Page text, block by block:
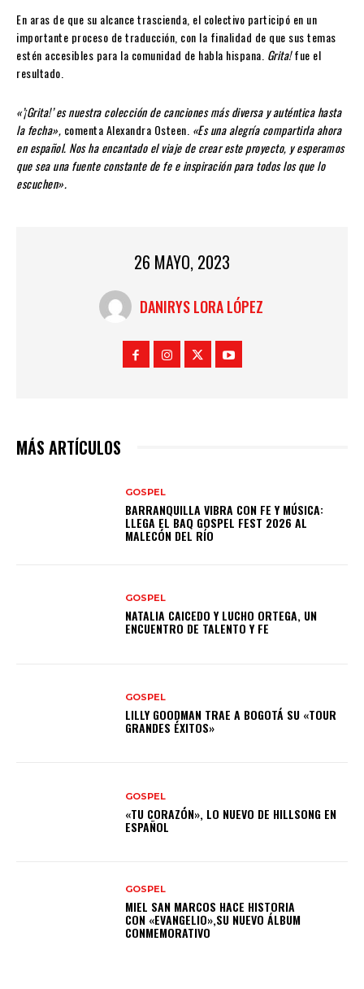
En aras de que su alcance trascienda, el colectivo participó en un
importante proceso de traducción, con la finalidad de que sus temas
estén accesibles para la comunidad de habla hispana. Grita!fue el
resultado.
«’¡Grita!’ es nuestra colección de canciones más diversa y auténtica hasta
la fecha», comenta Alexandra Osteen. «Es una alegría compartirla ahora
en español. Nos ha encantado el viaje de crear este proyecto, y esperamos
que sea una fuente constante de fe e inspiración para todos los que lo
escuchen».
26 MAYO, 2023
DANIRYS LORA LÓPEZ
MÁS ARTÍCULOS
GOSPEL
BARRANQUILLA VIBRA CON FE Y MÚSICA:
LLEGA EL BAQ GOSPEL FEST 2026 AL
MALECÓN DEL RÍO
GOSPEL
NATALIA CAICEDO Y LUCHO ORTEGA, UN
ENCUENTRO DE TALENTO Y FE
GOSPEL
LILLY GOODMAN TRAE A BOGOTÁ SU «TOUR
GRANDES ÉXITOS»
GOSPEL
«TU CORAZÓN», LO NUEVO DE HILLSONG EN
ESPAÑOL
GOSPEL
MIEL SAN MARCOS HACE HISTORIA
CON «EVANGELIO»,SU NUEVO ÁLBUM
CONMEMORATIVO